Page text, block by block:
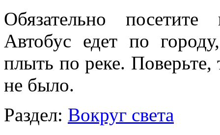
Обязательно
Автобус едет по
плыть по реке. Поверьте,
не было.
Раздел: Вокруг света